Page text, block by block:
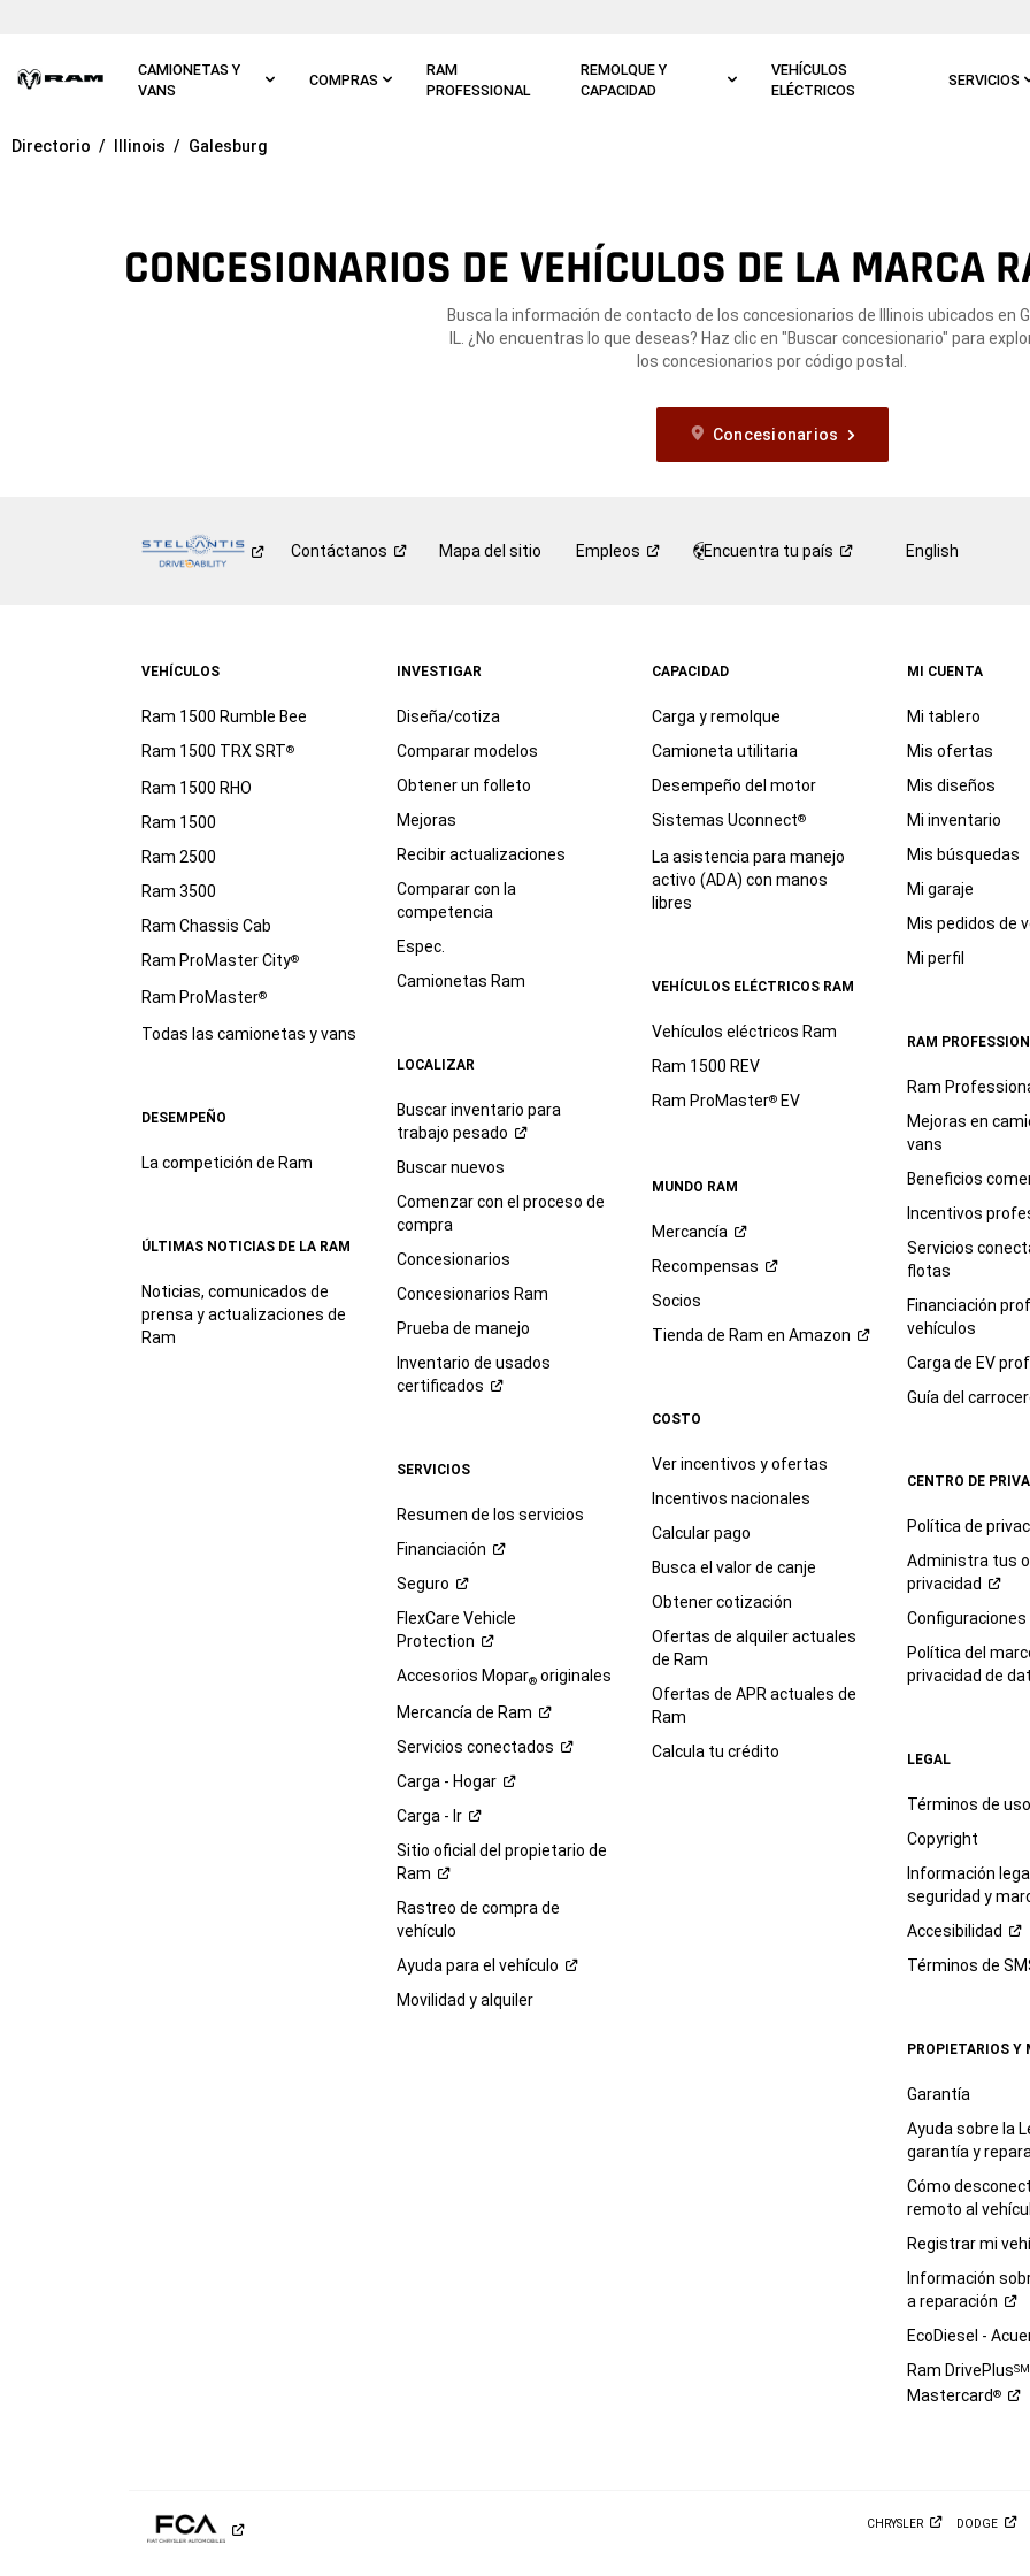
CAMIONETAS Y
VANS
COMPRAS
RAM
PROFESSIONAL
REMOLQUE Y
CAPACIDAD
VEHÍCULOS
ELÉCTRICOS
SERVICIOS
Ir a
Directorio Illinois Galesburg
CONCESIONARIOS DE VEHÍCULOS DE LA MARCA
Busca la información de contacto de los concesionarios de Illinois ubicados en
IL. ¿No encuentras lo que deseas? Haz clic en "Buscar concesionario" para
los concesionarios por código postal.
Concesionarios
Contáctanos Mapa del sitio Empleos Encuentra tu país English
VEHÍCULOS
Ram 1500 Rumble Bee
Ram 1500 TRX SRT®
Ram 1500 RHO
Ram 1500
Ram 2500
Ram 3500
Ram Chassis Cab
Ram ProMaster City®
Ram ProMaster®
Todas las camionetas y vans
DESEMPEÑO
La competición de Ram
ÚLTIMAS NOTICIAS DE LA RAM
Noticias, comunicados de
prensa y actualizaciones de
Ram
INVESTIGAR
Diseña/cotiza
Comparar modelos
Obtener un folleto
Mejoras
Recibir actualizaciones
Comparar con la
competencia
Espec.
Camionetas Ram
LOCALIZAR
Buscar inventario para
trabajo pesado
Buscar nuevos
Comenzar con el proceso de
compra
Concesionarios
Concesionarios Ram
Prueba de manejo
Inventario de usados
certificados
SERVICIOS
Resumen de los servicios
Financiación
Seguro
FlexCare Vehicle
Protection
Accesorios Mopar®originales
Mercancía de Ram
Servicios conectados
Carga - Hogar
Carga - Ir
Sitio oficial del propietario de
Ram
Rastreo de compra de
vehículo
Ayuda para el vehículo
Movilidad y alquiler
CAPACIDAD
Carga y remolque
Camioneta utilitaria
Desempeño del motor
Sistemas Uconnect®
La asistencia para manejo
activo (ADA) con manos
libres
VEHÍCULOS ELÉCTRICOS RAM
Vehículos eléctricos Ram
Ram 1500 REV
Ram ProMaster®EV
MUNDO RAM
Mercancía
Recompensas
Socios
Tienda de Ram en Amazon
COSTO
Ver incentivos y ofertas
Incentivos nacionales
Calcular pago
Busca el valor de canje
Obtener cotización
Ofertas de alquiler actuales
de Ram
Ofertas de APR actuales de
Ram
Calcula tu crédito
MI CUENTA
Mi tablero
Mis ofertas
Mis diseños
Mi inventario
Mis búsquedas
Mi garaje
Mis pedidos de
Mi perfil
RAM
Ram
Mejoras en
vans
Beneficios
Incentivos
Servicios
flotas
Financiación
vehículos
Carga de EV
Guía del
CENTRO DE
Política de
Administra tus
privacidad
Configuraciones
Política del
privacidad de
LEGAL
Términos de uso
Copyright
Información
seguridad y
Accesibilidad
Términos de
PROPIETARIOS Y
Garantía
Ayuda sobre la
garantía y
Cómo
remoto al
Registrar mi
Información
areparación
EcoDiesel -
Ram DrivePlusSM
Mastercard®
CHRYSLER DODGE